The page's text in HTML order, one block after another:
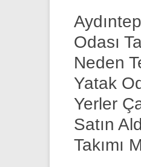
odası
alan
yerler
olarak
2.el
yatak
odası,
Klasik
odası,
Odası
Neden
Yatak
Yerler
Satın
Takımı